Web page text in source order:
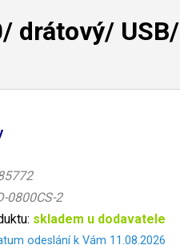
drátový/ USB/
0800CS-2
skladem u dodavatele
odeslání k Vám 11.08.2026